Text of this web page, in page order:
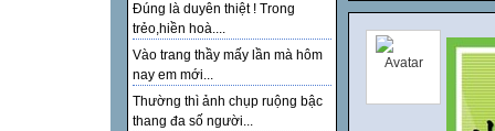
Đúng là duyên thiệt ! Trong
trẻo,hiền hoà....
Vào trang thầy mấy lần mà hôm
nay em mới...
Thường thì ảnh chụp ruộng bậc
thang đa số người...